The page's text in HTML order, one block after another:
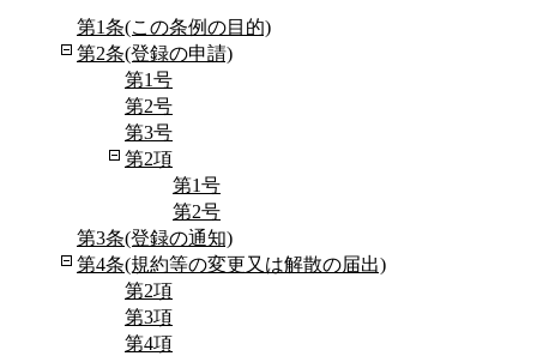
第1条(この条例の目的)
第2条(登録の申請)
第1号
第2号
第3号
第2項
第1号
第2号
第3条(登録の通知)
第4条(規約等の変更又は解散の届出)
第2項
第3項
第4項